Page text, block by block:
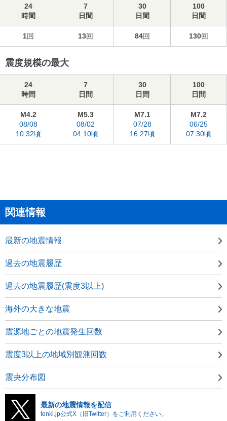
24
時間
7
日間
30
日間
100
日間
1回 13回 84回 130回
震度規模の最大
24
時間
7
日間
30
日間
100
日間
M4.2
08/08
10:32頃
M5.3
08/02
04:10頃
M7.1
07/28
16:27頃
M7.2
06/25
07:30頃
関連情報
最新の地震情報
過去の地震履歴
過去の地震履歴(震度3以上)
海外の大きな地震
震源地ごとの地震発生回数
震度3以上の地域別観測回数
震央分布図
最新の地震情報を配信
tenki.jp公式X（旧Twitter）をご利用ください。